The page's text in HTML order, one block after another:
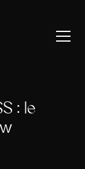
: le